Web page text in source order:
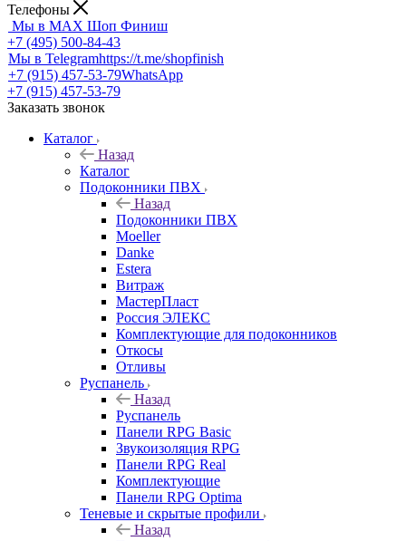
Телефоны
Мы в MAX Шоп Финиш
+7 (495) 500-84-43
Мы в Telegramhttps://t.me/shopfinish
+7 (915) 457-53-79WhatsApp
+7 (915) 457-53-79
Заказать звонок
Каталог
Назад
Каталог
Подоконники ПВХ
Назад
Подоконники ПВХ
Moeller
Danke
Estera
Витраж
МастерПласт
Россия ЭЛЕКС
Комплектующие для подоконников
Откосы
Отливы
Руспанель
Назад
Руспанель
Панели RPG Basic
Звукоизоляция RPG
Панели RPG Real
Комплектующие
Панели RPG Optima
Теневые и скрытые профили
Назад